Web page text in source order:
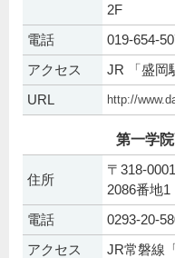
2F
電話
019-654-
アクセス
JR 「盛岡
URL
http://
第一学
住所
〒318-
2086番地1
電話
0293-20-
アクセス
JR常磐線